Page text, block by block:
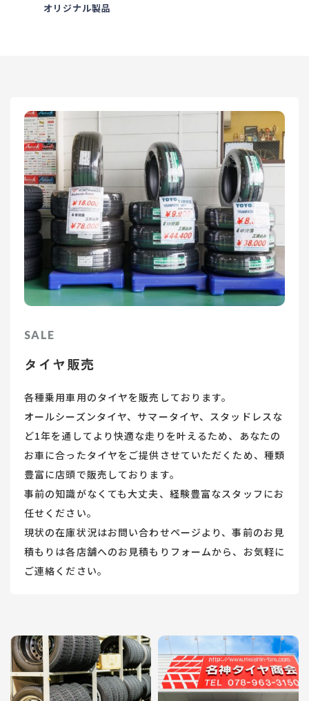
オリジナル製品
SALE
タイヤ販売
各種乗用車用のタイヤを販売しております。
オールシーズンタイヤ、サマータイヤ、スタッドレスな
ど1年を通してより快適な走りを叶えるため、あなたの
お車に合ったタイヤをご提供させていただくため、種類
豊富に店頭で販売しております。
事前の知識がなくても大丈夫、経験豊富なスタッフにお
任せください。
現状の在庫状況はお問い合わせページより、事前のお見
積もりは各店舗へのお見積もりフォームから、お気軽に
ご連絡ください。